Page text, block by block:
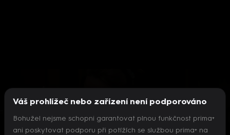
Pokud chcete pokračovat v přehrávání na tomto
zařízení, ukončete přehrávání na jiných zařízeních.
Váš prohlížeč nebo zařízení není podporováno
Bohužel nejsme schopni garantovat plnou funkčnost prima+
ani poskytovat podporu při potížích se službou prima+ na